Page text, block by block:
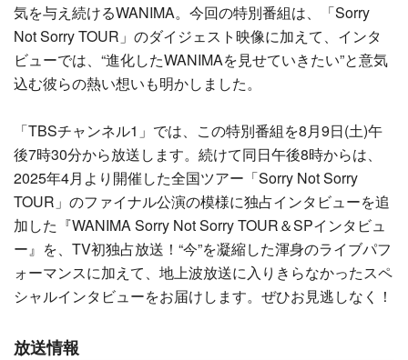
気を与え続けるWANIMA。今回の特別番組は、「Sorry
Not Sorry TOUR」のダイジェスト映像に加えて、インタ
ビューでは、“進化したWANIMAを見せていきたい”と意気
込む彼らの熱い想いも明かしました。
「TBSチャンネル1」では、この特別番組を8月9日(土)午
後7時30分から放送します。続けて同日午後8時からは、
2025年4月より開催した全国ツアー「Sorry Not Sorry
TOUR」のファイナル公演の模様に独占インタビューを追
加した『WANIMA Sorry Not Sorry TOUR＆SPインタビュ
ー』を、TV初独占放送！“今”を凝縮した渾身のライブパフ
ォーマンスに加えて、地上波放送に入りきらなかったスペ
シャルインタビューをお届けします。ぜひお見逃しなく！
放送情報